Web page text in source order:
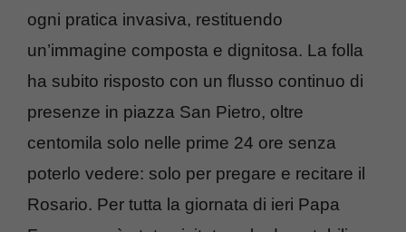
ogni pratica invasiva, restituendo
un’immagine composta e dignitosa. La folla
ha subito risposto con un flusso continuo di
presenze in piazza San Pietro, oltre
centomila solo nelle prime 24 ore senza
poterlo vedere: solo per pregare e recitare il
Rosario. Per tutta la giornata di ieri Papa